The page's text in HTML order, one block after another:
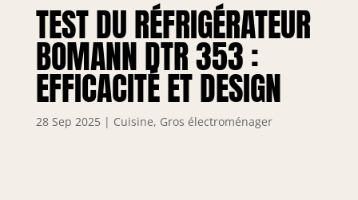
TEST DU RÉFRIGÉRATEUR
BOMANN DTR 353 :
EFFICACITÉ ET DESIGN
28 Sep 2025 | Cuisine, Gros électroménager